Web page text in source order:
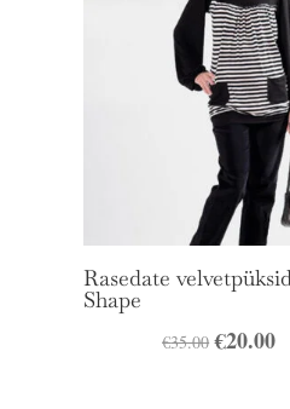
Rasedate
Shape
€35.00 Algne
€20.00